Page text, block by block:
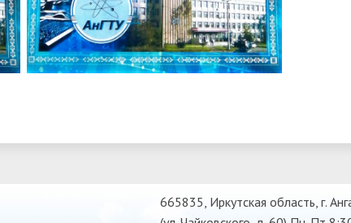
665835, Иркутская область, г.